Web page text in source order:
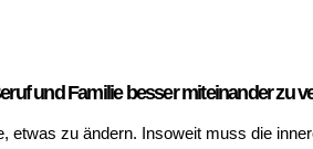
und Familie besser miteinander zu
zu ändern. Insoweit muss die